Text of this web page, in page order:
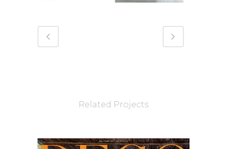
Related Projects